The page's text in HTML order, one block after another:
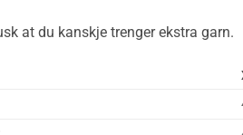
at du kanskje trenger ekstra garn.